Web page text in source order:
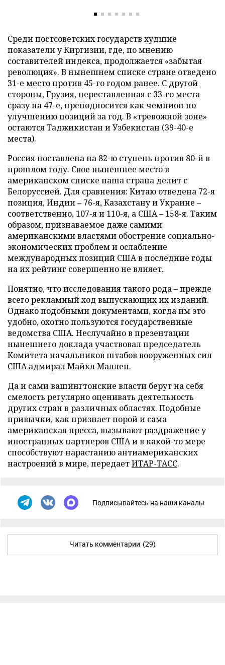
Среди постсоветских государств худшие
показатели у Киргизии, где, по мнению
составителей индекса, продолжается «забытая
революция». В нынешнем списке стране отведено
31-е место против 45-го годом ранее. С другой
стороны, Грузия, переставленная с 33-го места
сразу на 47-е, преподносится как чемпион по
улучшению позиций за год. В «тревожной зоне»
остаются Таджикистан и Узбекистан (39-40-е
места).
Россия поставлена на 82-ю ступень против 80-й в
прошлом году. Свое нынешнее место в
американском списке наша страна делит с
Белоруссией. Для сравнения: Китаю отведена 72-я
позиция, Индии– 76-я, Казахстану и Украине –
соответственно, 107-я и 110-я, а США– 158-я. Таким
образом, признаваемое даже самими
американскими властями обострение социально-
экономических проблем и ослабление
международных позиций США в последние годы
на их рейтинг совершенно не влияет.
Понятно, что исследования такого рода–прежде
всего рекламный ход выпускающих их изданий.
Однако подобными документами, когда им это
удобно, охотно пользуются государственные
ведомства США. Неслучайно в презентации
нынешнего доклада участвовал председатель
Комитета начальников штабов вооруженных сил
США адмирал Майкл Маллен.
Да и сами вашингтонские власти берут на себя
смелость регулярно оценивать деятельность
других стран в различных областях. Подобные
привычки, как признает порой и сама
американская пресса, вызывают раздражение у
иностранных партнеров США и в какой-то мере
способствуют нарастанию антиамериканских
настроений в мире, передаетИТАР-ТАСС.
Подписывайтесь на наши каналы
Читать комментарии (29)